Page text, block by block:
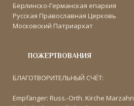
Берлинско-Германская епархия
Русская Православная Церковь
Московский Патриархат
ПОЖЕРТВОВАНИЯ
БЛАГОТВОРИТЕЛЬНЫЙ СЧЁТ:
Empfänger: Russ.-Orth. Kirche Marzahn